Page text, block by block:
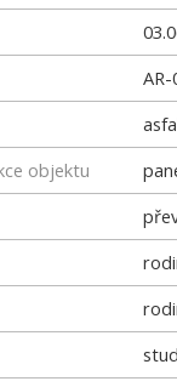
objektu